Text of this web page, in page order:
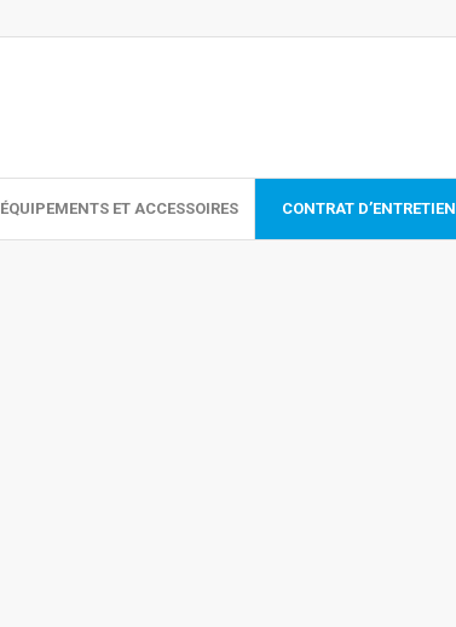
ÉQUIPEMENTS ET ACCESSOIRES CONTRAT D’ENTRETIEN